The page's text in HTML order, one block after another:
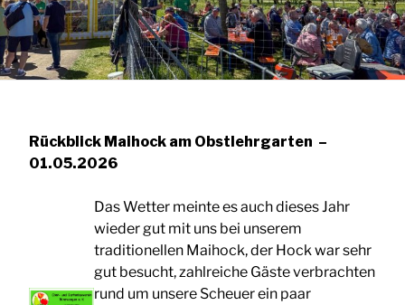
Rückblick Maihock am Obstlehrgarten –
01.05.2026
Das Wetter meinte es auch dieses Jahr
wieder gut mit uns bei unserem
traditionellen Maihock, der Hock war sehr
gut besucht, zahlreiche Gäste verbrachten
rund um unsere Scheuer ein paar